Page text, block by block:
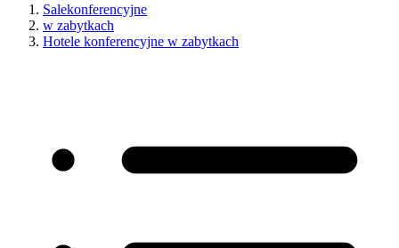
Salekonferencyjne
w zabytkach
Hotele konferencyjne w zabytkach